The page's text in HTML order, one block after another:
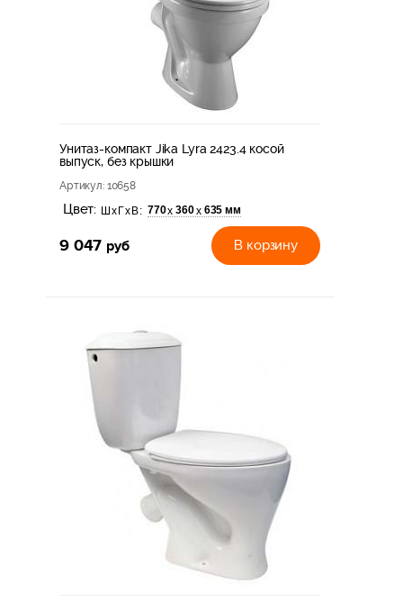
Унитаз-компакт Jika Lyra 2423.4 косой
выпуск, без крышки
Артикул: 10658
Цвет: ШхГхВ: 770х 360х 635 мм
9 047 руб В корзину